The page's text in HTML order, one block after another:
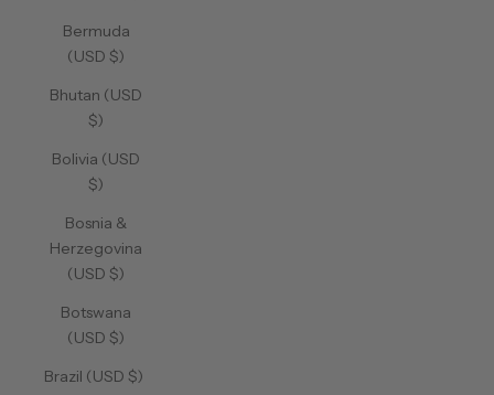
Bermuda
(USD $)
Bhutan (USD
$)
Bolivia (USD
$)
Bosnia &
Herzegovina
(USD $)
Botswana
(USD $)
Brazil (USD $)